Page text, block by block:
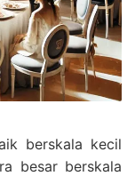
berskala kecil
besar berskala